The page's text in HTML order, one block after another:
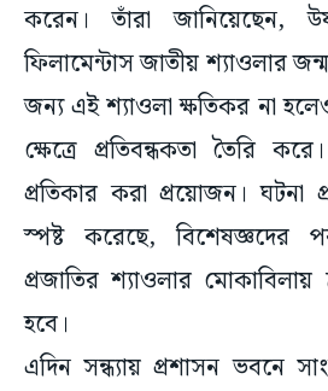
করেন। তাঁরা জানিয়েছেন,
ফিলামেন্টাস জাতীয় শ্যাওলার
জন্য এই শ্যাওলা ক্ষতিকর না
ক্ষেত্রে প্রতিবন্ধকতা তৈরি
প্রতিকার করা প্রয়োজন। ঘটনা
স্পষ্ট করেছে, বিশেষজ্ঞদের
প্রজাতির শ্যাওলার
হবে।
এদিন সন্ধ্যায় প্রশাসন ভবনে